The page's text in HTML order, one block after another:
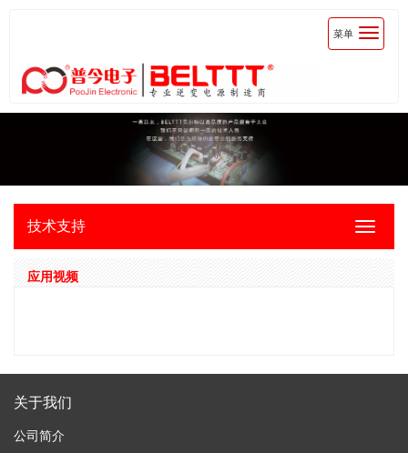
Toggle
菜单
Toggle
技术支持
应用视频
关于我们
公司简介